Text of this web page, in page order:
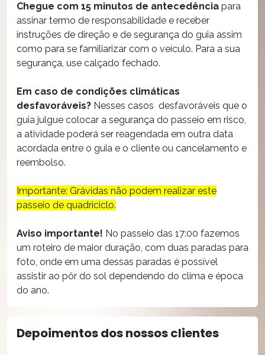
Chegue com 15 minutos de antecedência para
assinar termo de responsabilidade e receber
instruções de direção e de segurança do guia assim
como para se familiarizar com o veículo. Para a sua
segurança, use calçado fechado.
Em caso de condições climáticas
desfavoráveis? Nesses casos desfavoráveis que o
guia julgue colocar a segurança do passeio em risco,
a atividade poderá ser reagendada em outra data
acordada entre o guia e o cliente ou cancelamento e
reembolso.
Importante: Grávidas não podem realizar este
passeio de quadriciclo.
Aviso importante! No passeio das 17:00 fazemos
um roteiro de maior duração, com duas paradas para
foto, onde em uma dessas paradas é possível
assistir ao pôr do sol dependendo do clima e época
do ano.
Depoimentos dos nossos clientes